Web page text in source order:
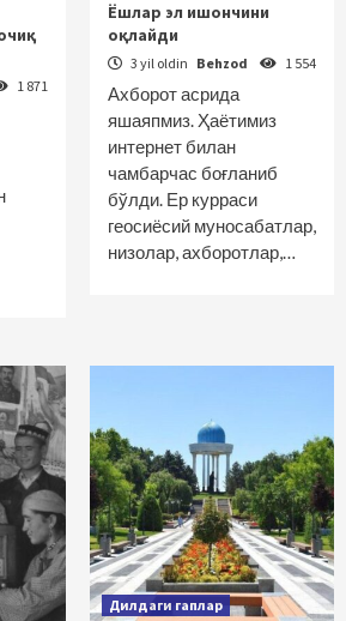
1 871
Ёшлар эл ишончини
оқлайди
3 yil oldin Behzod 1 554
Ахборот асрида
яшаяпмиз. Ҳаётимиз
интернет билан
чамбарчас боғланиб
бўлди. Ер курраси
геосиёсий муносабатлар,
низолар, ахборотлар,…
Дилдаги гаплар